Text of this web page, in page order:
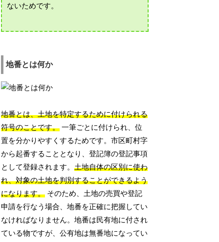
ないためです。
地番とは何か
地番とは、土地を特定するために付けられる
符号のことです。 一筆ごとに付けられ、位
置を分かりやすくするためです。市区町村字
から起番することとなり、登記簿の登記事項
として登録されます。土地自体の区別に使わ
れ、対象の土地を判別することができるよう
になります。 そのため、土地の売買や登記
申請を行なう場合、地番を正確に把握してい
なければなりません。地番は民有地に付され
ている物ですが、公有地は無番地になってい